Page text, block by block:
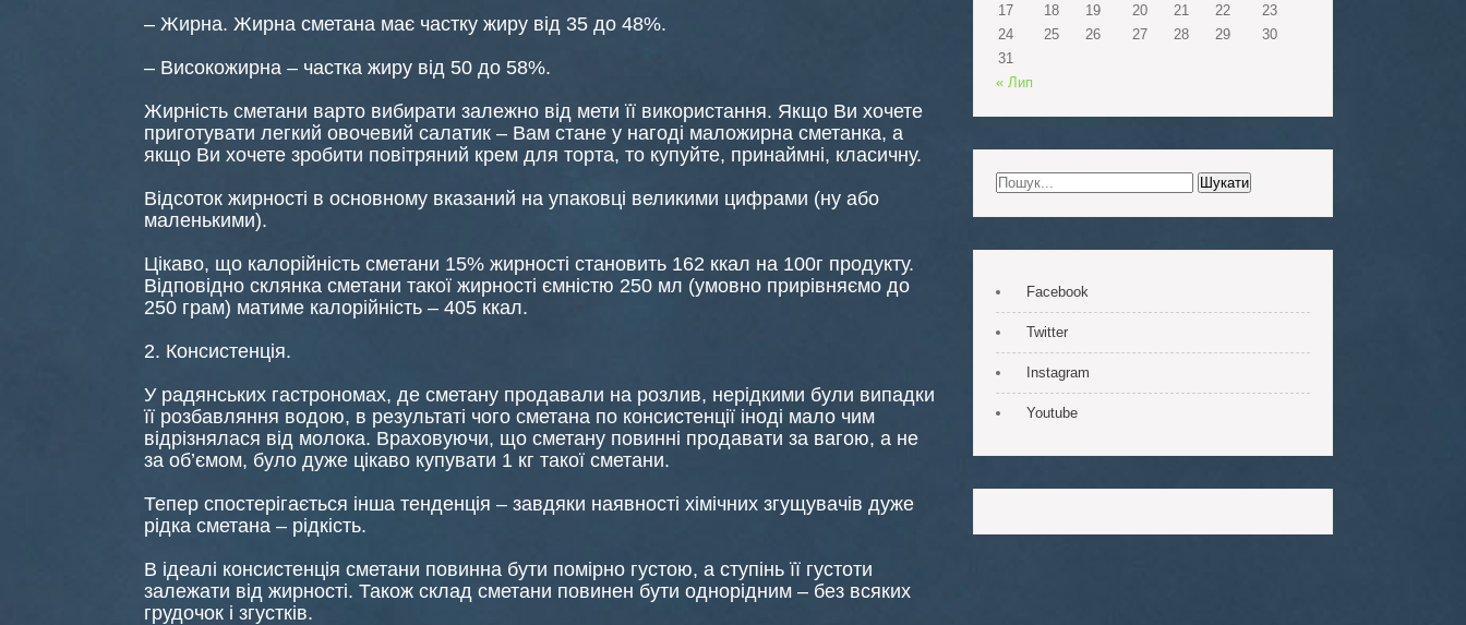
– Жирна. Жирна сметана має частку жиру від 35 до 48%.
– Високожирна – частка жиру від 50 до 58%.
Жирність сметани варто вибирати залежно від мети її використання. Якщо Ви хочете
приготувати легкий овочевий салатик – Вам стане у нагоді маложирна сметанка, а
якщо Ви хочете зробити повітряний крем для торта, то купуйте, принаймні, класичну.
Відсоток жирності в основному вказаний на упаковці великими цифрами (ну або
маленькими).
Цікаво, що калорійність сметани 15% жирності становить 162 ккал на 100г продукту.
Відповідно склянка сметани такої жирності ємністю 250 мл (умовно прирівняємо до
250 грам) матиме калорійність – 405 ккал.
2. Консистенція.
У радянських гастрономах, де сметану продавали на розлив, нерідкими були випадки
її розбавляння водою, в результаті чого сметана по консистенції іноді мало чим
відрізнялася від молока. Враховуючи, що сметану повинні продавати за вагою, а не
за об’ємом, було дуже цікаво купувати 1 кг такої сметани.
Тепер спостерігається інша тенденція – завдяки наявності хімічних згущувачів дуже
рідка сметана – рідкість.
В ідеалі консистенція сметани повинна бути помірно густою, а ступінь її густоти
залежати від жирності. Також склад сметани повинен бути однорідним – без всяких
грудочок і згустків.
17
18 19 20 21 22
23
24
25 26 27 28 29
30
31
« Лип
Facebook
Twitter
Instagram
Youtube